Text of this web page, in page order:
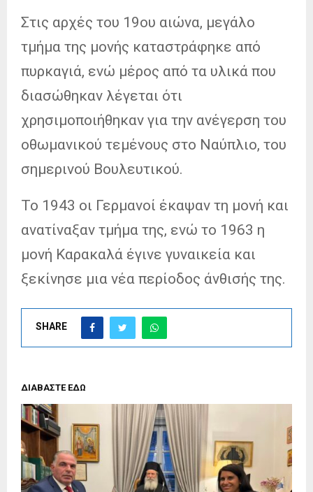
Στις αρχές του 19ου αιώνα, μεγάλο
τμήμα της μονής καταστράφηκε από
πυρκαγιά, ενώ μέρος από τα υλικά που
διασώθηκαν λέγεται ότι
χρησιμοποιήθηκαν για την ανέγερση του
οθωμανικού τεμένους στο Ναύπλιο, του
σημερινού Βουλευτικού.
Το 1943 οι Γερμανοί έκαψαν τη μονή και
ανατίναξαν τμήμα της, ενώ το 1963 η
μονή Καρακαλά έγινε γυναικεία και
ξεκίνησε μια νέα περίοδος άνθισής της.
SHARE
ΔΙΑΒΑΣΤΕ ΕΔΩ